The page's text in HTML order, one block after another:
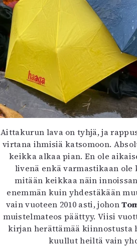
Aittakurun lava on tyhjä, ja
virtana ihmisiä katsomoon.
keikka alkaa pian. En ole
livenä enkä varmastikaan ole
mitään keikkaa näin
enemmän kuin yhdestäkään
vain vuoteen 2010 asti, johon
muistelmateos päättyy. Viisi
kirjan herättämää kiinnostusta
kuullut heiltä vain